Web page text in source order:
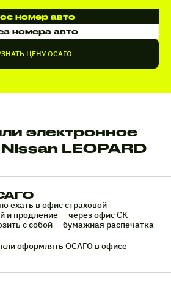
номер авто
номера авто
ЦЕНУ ОСАГО
электронное
LEOPARD
ехать в офис страховой
и продление — через офис СК
с собой — бумажная распечатка
оформлять ОСАГО в офисе